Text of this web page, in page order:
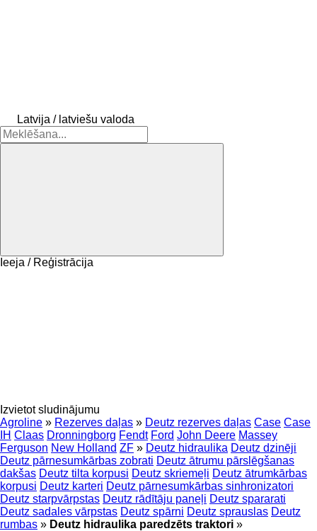
Latvija / latviešu valoda
Ieeja / Reģistrācija
Izvietot sludinājumu
Agroline » Rezerves daļas » Deutz rezerves daļas Case Case
IH Claas Dronningborg Fendt Ford John Deere Massey
Ferguson New Holland ZF » Deutz hidraulika Deutz dzinēji
Deutz pārnesumkārbas zobrati Deutz ātrumu pārslēgšanas
dakšas Deutz tilta korpusi Deutz skriemeļi Deutz ātrumkārbas
korpusi Deutz karteri Deutz pārnesumkārbas sinhronizatori
Deutz starpvārpstas Deutz rādītāju paneļi Deutz spararati
Deutz sadales vārpstas Deutz spārni Deutz sprauslas Deutz
rumbas » Deutz hidraulika paredzēts traktori »